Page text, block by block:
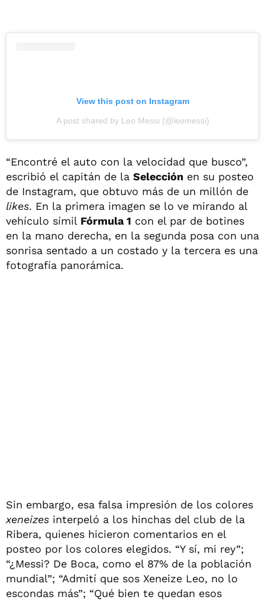
View this post on Instagram
A post shared by Leo Messi (@leomessi)
“Encontré el auto con la velocidad que busco”,
escribió el capitán de la Selección en su posteo
de Instagram, que obtuvo más de un millón de
likes. En la primera imagen se lo ve mirando al
vehículo símil Fórmula 1 con el par de botines
en la mano derecha, en la segunda posa con una
sonrisa sentado a un costado y la tercera es una
fotografía panorámica.
Sin embargo, esa falsa impresión de los colores
xeneizes interpeló a los hinchas del club de la
Ribera, quienes hicieron comentarios en el
posteo por los colores elegidos. “Y sí, mi rey”;
“¿Messi? De Boca, como el 87% de la población
mundial”; “Admití que sos Xeneize Leo, no lo
escondas más”; “Qué bien te quedan esos